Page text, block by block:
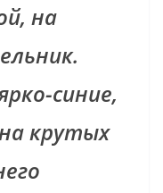
на
синие,
крутых